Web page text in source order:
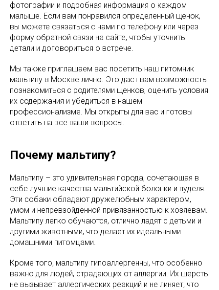
фотографии и подробная информация о каждом
малыше. Если вам понравился определенный щенок,
вы можете связаться с нами по телефону или через
форму обратной связи на сайте, чтобы уточнить
детали и договориться о встрече.
Мы также приглашаем вас посетить наш питомник
мальтипу в Москве лично. Это даст вам возможность
познакомиться с родителями щенков, оценить условия
их содержания и убедиться в нашем
профессионализме. Мы открыты для вас и готовы
ответить на все ваши вопросы.
Почему мальтипу?
Мальтипу – это удивительная порода, сочетающая в
себе лучшие качества мальтийской болонки и пуделя.
Эти собаки обладают дружелюбным характером,
умом и непревзойденной привязанностью к хозяевам.
Мальтипу легко обучаются, отлично ладят с детьми и
другими животными, что делает их идеальными
домашними питомцами.
Кроме того, мальтипу гипоаллергенны, что особенно
важно для людей, страдающих от аллергии. Их шерсть
не вызывает аллергических реакций и не линяет, что